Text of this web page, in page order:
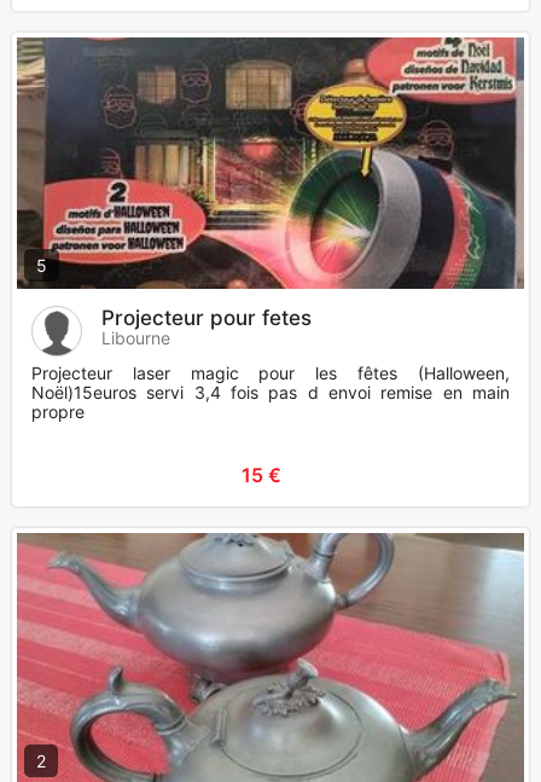
5
Projecteur pour fetes
Libourne
Projecteur laser magic pour les fêtes (Halloween,
Noël)15euros servi 3,4 fois pas d envoi remise en main
propre
15 €
2